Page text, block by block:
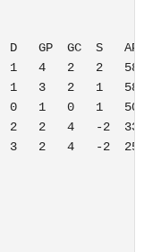
GP  GC  S
4   2   2
3   2   1
1   0   1   50%
2   4   -2
3   2   4   -2